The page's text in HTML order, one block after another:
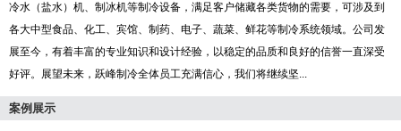
冷水（盐水）机、制冰机等制冷设备，满足客户储藏各类货物的需要，可涉及到
各大中型食品、化工、宾馆、制药、电子、蔬菜、鲜花等制冷系统领域。公司发
展至今，有着丰富的专业知识和设计经验，以稳定的品质和良好的信誉一直深受
好评。展望未来，跃峰制冷全体员工充满信心，我们将继续坚...
案例展示